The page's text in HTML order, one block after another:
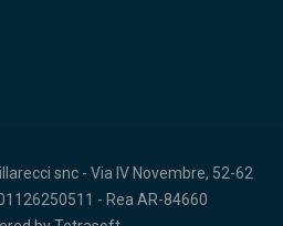
snc - Via IV Novembre, 52-62
- Rea AR-84660